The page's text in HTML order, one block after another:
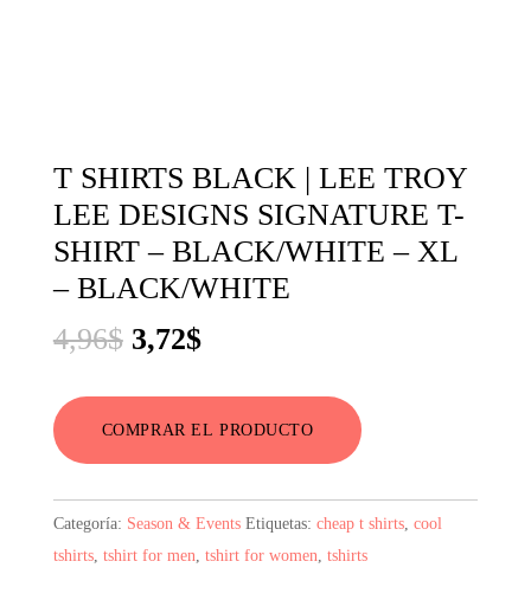
T SHIRTS BLACK | LEE TROY
LEE DESIGNS SIGNATURE T-
SHIRT – BLACK/WHITE – XL
– BLACK/WHITE
4,96$ El
original
era:
4,96$.
3,72$El
actual
es:
3,72$.
COMPRAR EL PRODUCTO
Categoría: Season & Events Etiquetas: cheap t shirts, cool
tshirts, tshirt for men, tshirt for women, tshirts